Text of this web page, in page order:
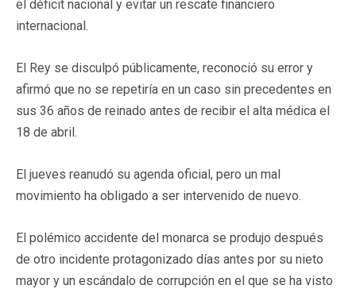
el déficit nacional y evitar un rescate financiero
internacional.
El Rey se disculpó públicamente, reconoció su error y
afirmó que no se repetiría en un caso sin precedentes en
sus 36 años de reinado antes de recibir el alta médica el
18 de abril.
El jueves reanudó su agenda oficial, pero un mal
movimiento ha obligado a ser intervenido de nuevo.
El polémico accidente del monarca se produjo después
de otro incidente protagonizado días antes por su nieto
mayor y un escándalo de corrupción en el que se ha visto